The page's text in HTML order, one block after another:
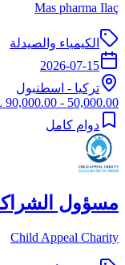
Mas pharma Ilaç
الكيمياء والصيدلة
2026-07-15
تركيا - اسطنبول
50,000.00 - 90,000.00 TL
دوام كامل
مسؤول
Child Appeal Charity